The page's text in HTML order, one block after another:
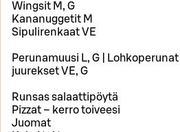
Wingsit M, G
Kananuggetit M
Sipulirenkaat VE
Perunamuusi L, G |
juurekset VE, G
Runsas salaattipöytä
Pizzat – kerro toiveesi
Juomat